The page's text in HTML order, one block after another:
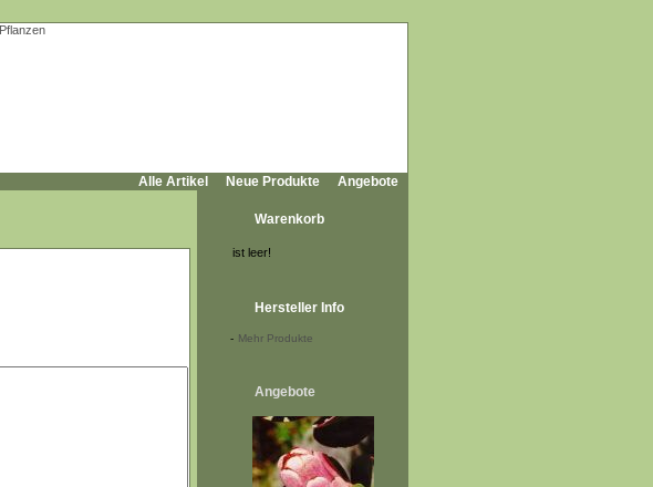
Alle Artikel Neue Produkte Angebote
Warenkorb
ist leer!
Hersteller Info
- Mehr Produkte
Angebote